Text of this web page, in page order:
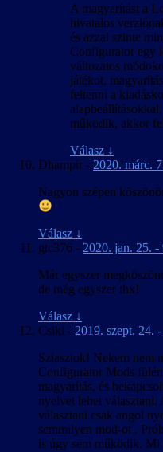
A magyarítást a
hivatalos
és azzal szinte
Configurator egy
változatos
játékot,
feltenni a
működik, akkor
Válasz ↓
Dhampir - 2020. márc.
Nagyon szépen
Válasz ↓
gtc376 - 2020. jan. 25. -
Már egyszer
de még egyszer thx!
Válasz ↓
Csiki - 2019. szept. 24.
Sziasztok! Nekem nem
Configurator Mods
magyarítás, és
nyelvet lehet
választani csak angol
semmilyen mod-ot .
is úgy sem működik. Mi